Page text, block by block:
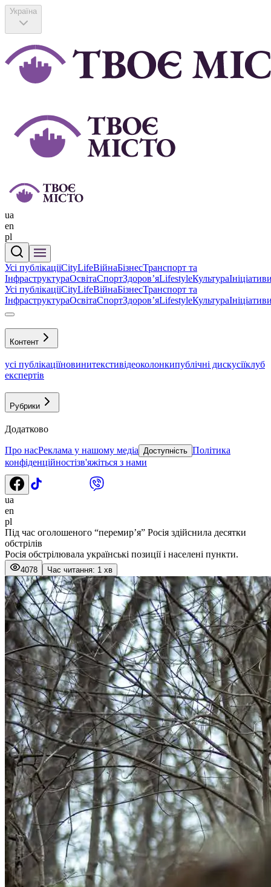
Україна
ua
en
pl
Усі публікаціїCityLifeВійнаБізнесТранспорт та
ІнфраструктураОсвітаСпортЗдоровʼяLifestyleКультура
Усі публікаціїCityLifeВійнаБізнесТранспорт та
ІнфраструктураОсвітаСпортЗдоровʼяLifestyleКультура
Контент
усі публікаціїновинитекстивідеоколонкипублічні дискусіїклуб
експертів
Рубрики
Додатково
Про насРеклама у нашому медіа Доступність Політика
конфіденційностізв'яжіться з нами
ua
en
pl
Під час оголошеного “перемир’я” Росія здійснила десятки
обстрілів
Росія обстрілювала українські позиції і населені пункти.
4078 Час читання: 1 хв